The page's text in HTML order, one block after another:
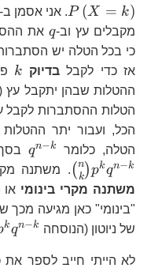
P (X = k) . אני אסמן
מקבלים עץ וב-q את
אז כדי לקבלבדיוק k k
ההטלות שבהן יתקבל עץ
{n
\choose
k}
הטלות ההסתברות לקבל
p^{k}
הכל, ועבור יתר
q
הטלה, כלומר
qn−k
( k
n)pkqn−k
. משתנה
משתנה מקרי בינומי או
"בינומי" כאן מגיעה
של ניוטון (הנוסחה
kqn−k
לא הייתי חייב לספר את